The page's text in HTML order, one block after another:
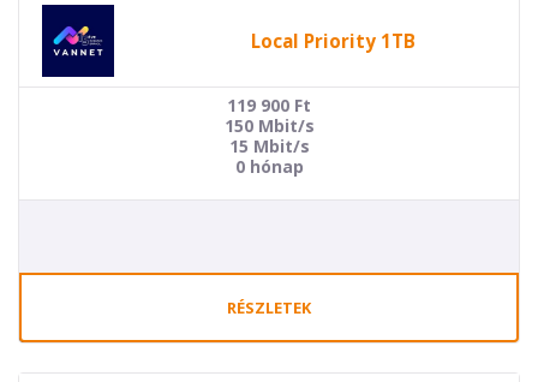
Local Priority 1TB
119 900 Ft
150 Mbit/s
15 Mbit/s
0 hónap
RÉSZLETEK